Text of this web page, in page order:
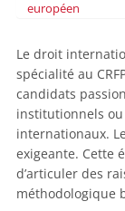
européen
Le droit
spécialité au
candidats
institutionnels
internationaux.
exigeante. Cette
d’articuler des
méthodologique